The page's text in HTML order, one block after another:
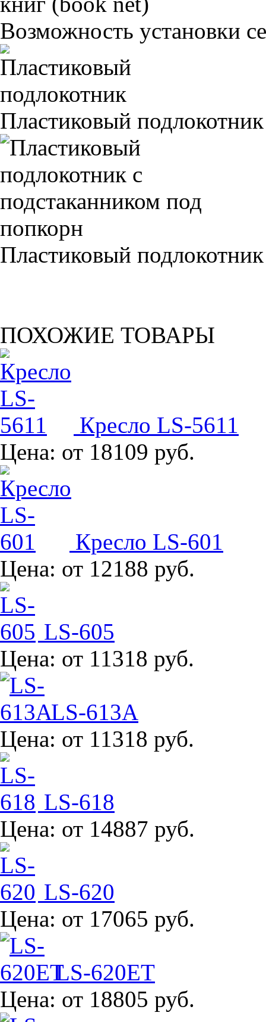
Возможность установки
Пластиковый подлокотник
Пластиковый
ПОХОЖИЕ ТОВАРЫ
Кресло LS-5611
Цена: от 18109 руб.
Кресло LS-601
Цена: от 12188 руб.
LS-605
Цена: от 11318 руб.
LS-613A
Цена: от 11318 руб.
LS-618
Цена: от 14887 руб.
LS-620
Цена: от 17065 руб.
LS-620ET
Цена: от 18805 руб.